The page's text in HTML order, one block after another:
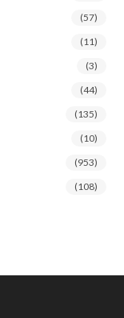
(57)
(11)
(3)
(44)
(135)
(10)
(953)
(108)